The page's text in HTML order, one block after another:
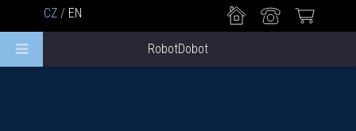
CZ/ EN
RobotDobot